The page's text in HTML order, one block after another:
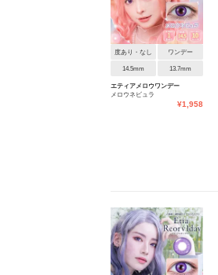
度あり・なし ワンデー
14.5mm 13.7mm
エティアメロウワンデー
メロウネビュラ
¥1,958